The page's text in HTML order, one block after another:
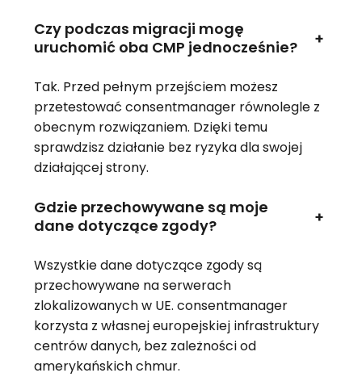
Czy podczas migracji mogę
uruchomić oba CMP jednocześnie?
+
Tak. Przed pełnym przejściem możesz
przetestować consentmanager równolegle z
obecnym rozwiązaniem. Dzięki temu
sprawdzisz działanie bez ryzyka dla swojej
działającej strony.
Gdzie przechowywane są moje
dane dotyczące zgody?
+
Wszystkie dane dotyczące zgody są
przechowywane na serwerach
zlokalizowanych w UE. consentmanager
korzysta z własnej europejskiej infrastruktury
centrów danych, bez zależności od
amerykańskich chmur.